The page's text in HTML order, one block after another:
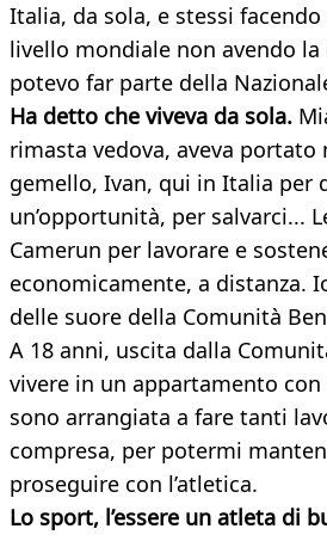
Italia, da sola, e stessi
livello mondiale non avendo
potevo far parte della
Ha detto che viveva da sola.
rimasta vedova, aveva
gemello, Ivan, qui in Italia per
un’opportunità, per salvarci...
Camerun per lavorare e
economicamente, a distanza.
delle suore della Comunità
A 18 anni, uscita dalla
vivere in un appartamento con
sono arrangiata a fare tanti
compresa, per potermi
proseguire con l’atletica.
Lo sport, l’essere un atleta di